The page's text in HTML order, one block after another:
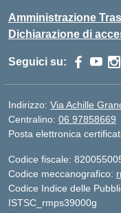
Amministrazione
Dichiarazione di
Seguici su:
Indirizzo: Via Achille
Centralino: 06 97858669
Posta elettronica
Codice fiscale:
Codice meccanografico:
Codice Indice delle
ISTSC_rmps39000g